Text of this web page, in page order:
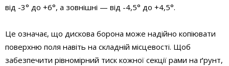
від -3° до +6°, а зовнішні — від -4,5° до +4,5°.
Це означає, що дискова борона може надійно копіювати
поверхню поля навіть на складній місцевості. Щоб
забезпечити рівномірний тиск кожної секції рами на ґрунт,